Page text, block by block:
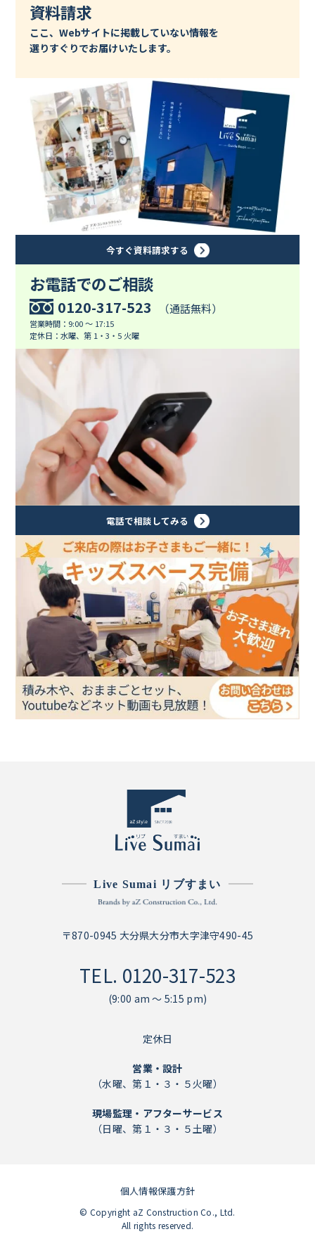
資料請求
ここ、Webサイトに掲載していない情報を
選りすぐりでお届けいたします。
今すぐ資料請求する
お電話でのご相談
0120-317-523 （通話無料）
営業時間：9:00 ～ 17:15
定休日：水曜、第 1・3・5 火曜
電話で相談してみる
Live Sumai リブすまい
〒870-0945 大分県大分市大字津守490-45
TEL. 0120-317-523
(9:00 am ～ 5:15 pm)
定休日
営業・設計
（水曜、第１・３・５火曜）
現場監理・アフターサービス
（日曜、第１・３・５土曜）
個人情報保護方針
© Copyright aZ Construction Co., Ltd.
All rights reserved.